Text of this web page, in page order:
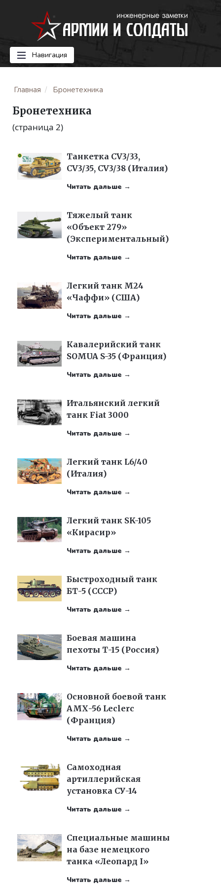
Навигация
Главная Бронетехника
Бронетехника
(страница 2)
Танкетка CV3/33,
CV3/35, CV3/38 (Италия)
Читать дальше →
Тяжелый танк
«Объект 279»
(Экспериментальный)
Читать дальше →
Легкий танк M24
«Чаффи» (США)
Читать дальше →
Кавалерийский танк
SOMUA S-35 (Франция)
Читать дальше →
Итальянский легкий
танк Fiat 3000
Читать дальше →
Легкий танк L6/40
(Италия)
Читать дальше →
Легкий танк SK-105
«Кирасир»
Читать дальше →
Быстроходный танк
БТ-5 (СССР)
Читать дальше →
Боевая машина
пехоты Т-15 (Россия)
Читать дальше →
Основной боевой танк
АМХ-56 Leclerc
(Франция)
Читать дальше →
Самоходная
артиллерийская
установка СУ-14
Читать дальше →
Специальные машины
на базе немецкого
танка «Леопард I»
Читать дальше →